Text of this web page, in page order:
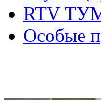
RTV
Особые